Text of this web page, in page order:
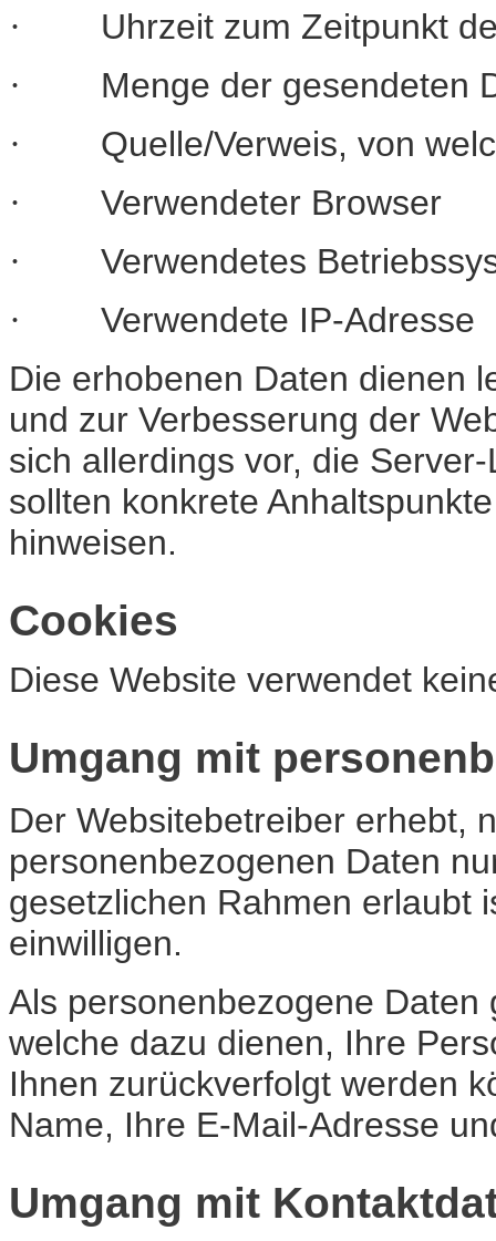
·
Uhrzeit zum Zeitpunkt
·
Menge der gesendeten
·
Quelle/Verweis, von
·
Verwendeter Browser
·
Verwendetes
·
Verwendete IP-Adresse
Die erhobenen Daten dienen
und zur Verbesserung der
sich allerdings vor, die
sollten konkrete
hinweisen.
Cookies
Diese Website verwendet
Umgang mit
Der Websitebetreiber erhebt,
personenbezogenen Daten
gesetzlichen Rahmen erlaubt
einwilligen.
Als personenbezogene
welche dazu dienen, Ihre
Ihnen zurückverfolgt werden
Name, Ihre E-Mail-Adresse
Umgang mit